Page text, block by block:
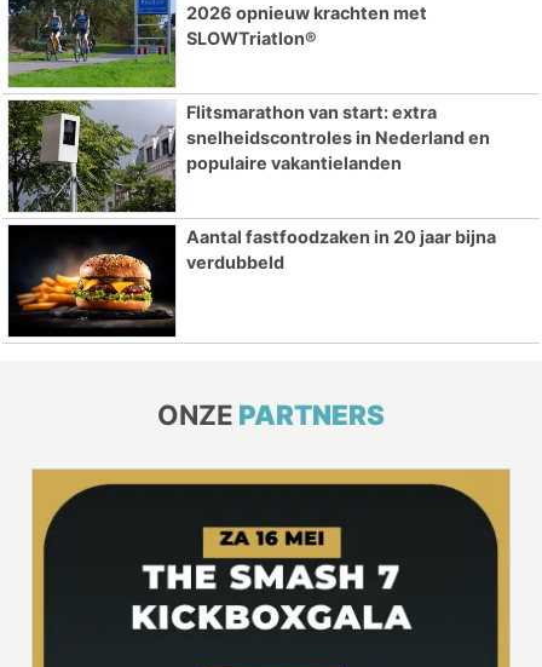
2026 opnieuw krachten met
SLOWTriatlon®
Flitsmarathon van start: extra
snelheidscontroles in Nederland en
populaire vakantielanden
Aantal fastfoodzaken in 20 jaar bijna
verdubbeld
ONZE PARTNERS